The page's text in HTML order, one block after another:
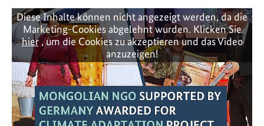
Diese Inhalte können nicht angezeigt werden, da die
Marketing-Cookies abgelehnt wurden. Klicken Sie
hier, um die Cookies zu akzeptieren und das Video
anzuzeigen!